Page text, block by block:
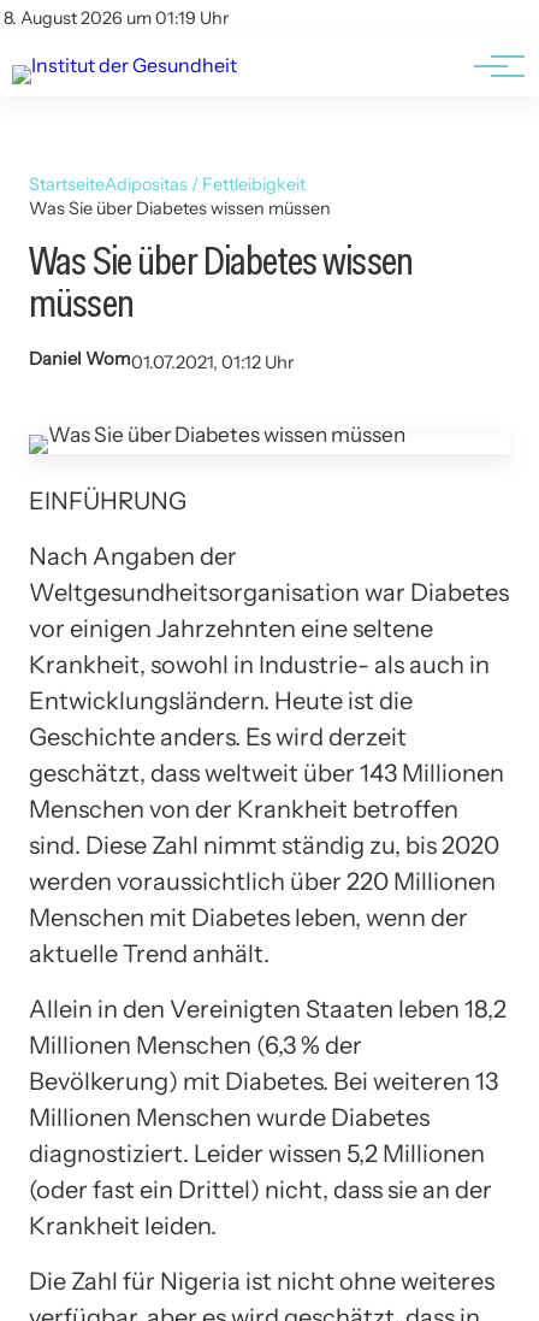
8. August 2026 um 01:19 Uhr
Kontakt
Kontakt
AGBs
StartseiteAdipositas / Fettleibigkeit
Was Sie über Diabetes wissen müssen
Was Sie über Diabetes wissen
müssen
Daniel Wom01.07.2021, 01:12 Uhr
EINFÜHRUNG
Nach Angaben der
Weltgesundheitsorganisation war Diabetes
vor einigen Jahrzehnten eine seltene
Krankheit, sowohl in Industrie- als auch in
Entwicklungsländern. Heute ist die
Geschichte anders. Es wird derzeit
geschätzt, dass weltweit über 143 Millionen
Menschen von der Krankheit betroffen
sind. Diese Zahl nimmt ständig zu, bis 2020
werden voraussichtlich über 220 Millionen
Menschen mit Diabetes leben, wenn der
aktuelle Trend anhält.
Allein in den Vereinigten Staaten leben 18,2
Millionen Menschen (6,3 % der
Bevölkerung) mit Diabetes. Bei weiteren 13
Millionen Menschen wurde Diabetes
diagnostiziert. Leider wissen 5,2 Millionen
(oder fast ein Drittel) nicht, dass sie an der
Krankheit leiden.
Die Zahl für Nigeria ist nicht ohne weiteres